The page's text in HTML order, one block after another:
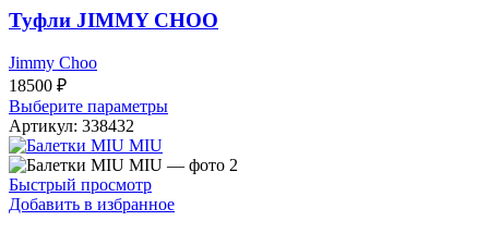
Туфли JIMMY CHOO
Jimmy Choo
18500 ₽
Выберите параметры
Артикул: 338432
Быстрый просмотр
Добавить в избранное